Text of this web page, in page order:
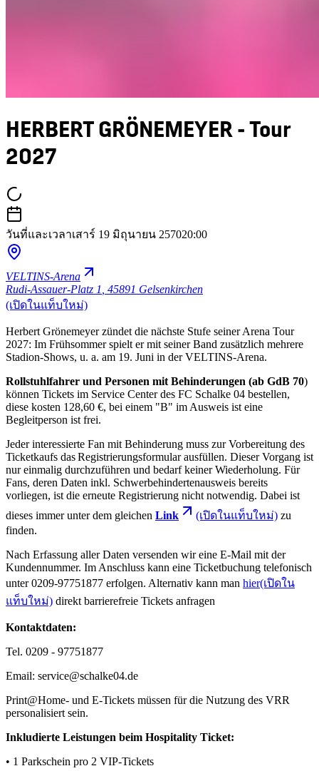
HERBERT GRÖNEMEYER - Tour
2027
วันที่และเวลาเสาร์ 19 มิถุนายน 257020:00
VELTINS-Arena
Rudi-Assauer-Platz 1 45891 Gelsenkirchen
(เปิดในแท็บใหม่)
Herbert Grönemeyer zündet die nächste Stufe seiner Arena Tour
2027: Im Frühsommer spielt er mit seiner Band zusätzlich mehrere
Stadion-Shows, u. a. am 19. Juni in der VELTINS-Arena.
Rollstuhlfahrer und Personen mit Behinderungen (ab GdB 70)
können Tickets im Service Center des FC Schalke 04 bestellen,
diese kosten 128,60 €, bei einem "B" im Ausweis ist eine
Begleitperson ist frei.
Jeder interessierte Fan mit Behinderung muss zur Vorbereitung des
Ticketkaufs das Registrierungsformular ausfüllen. Dieser Vorgang ist
nur einmalig durchzuführen und bedarf keiner Wiederholung. Für
Fans, deren Daten inkl. Schwerbehindertenausweis bereits
vorliegen, ist die erneute Registrierung nicht notwendig. Dabei ist
dieses immer unter dem gleichen Link (เปิดในแท็บใหม่) zu
finden.
Nach Erfassung aller Daten versenden wir eine E-Mail mit der
Kundennummer. Im Anschluss kann eine Ticketbuchung telefonisch
unter 0209-97751877 erfolgen. Alternativ kann man hier(เปิดใน
แท็บใหม่) direkt barrierefreie Tickets anfragen
Kontaktdaten:
Tel. 0209 - 97751877
Email: service@schalke04.de
Print@Home- und E-Tickets müssen für die Nutzung des VRR
personalisiert sein.
Inkludierte Leistungen beim Hospitality Ticket:
• 1 Parkschein pro 2 VIP-Tickets